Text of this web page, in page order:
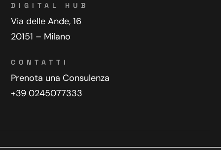
DIGITAL HUB
Via delle Ande, 16
20151 – Milano
CONTATTI
Prenota una Consulenza
+39 0245077333